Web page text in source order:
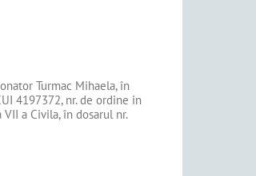
Turmac Mihaela, în
4197372, nr. de ordine in
a Civila, în dosarul nr.